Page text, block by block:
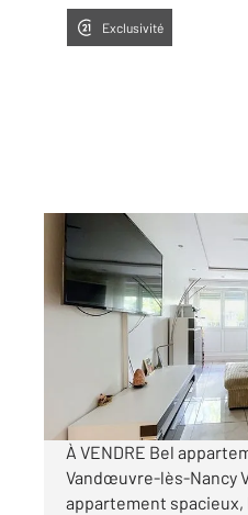
Exclusivité
VANDOEUVRE LES
82,30 m2, 4 pièces
Ref : 6780
Appartement F4 à
159
Visiter le site dédié
À VENDRE Bel
Vandœuvre-lès-Nancy
appartement